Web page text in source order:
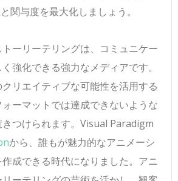
関与度を最大化しましょう。
ーリーテリングは、コミュニケー
強化できる強力なメディアです。
リエイティブな可能性を活用する
ーマットでは達成できないような
つけられます。Visual Paradigm
から、誰もが魅力的なアニメーシ
成できる時代になりました。アニ